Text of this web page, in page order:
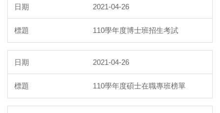
2021-04-26
110學年度博士班招生考試
2021-04-26
110學年度碩士在職專班榜單